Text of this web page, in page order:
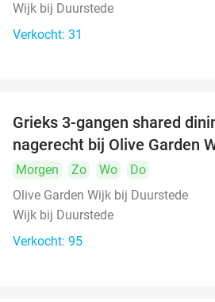
Wijk bij Duurstede
Verkocht: 31
Grieks 3-gangen shared
nagerecht bij Olive Garden
Morgen Zo Wo
Do
Olive Garden Wijk bij Duurstede
Wijk bij Duurstede
Verkocht: 95